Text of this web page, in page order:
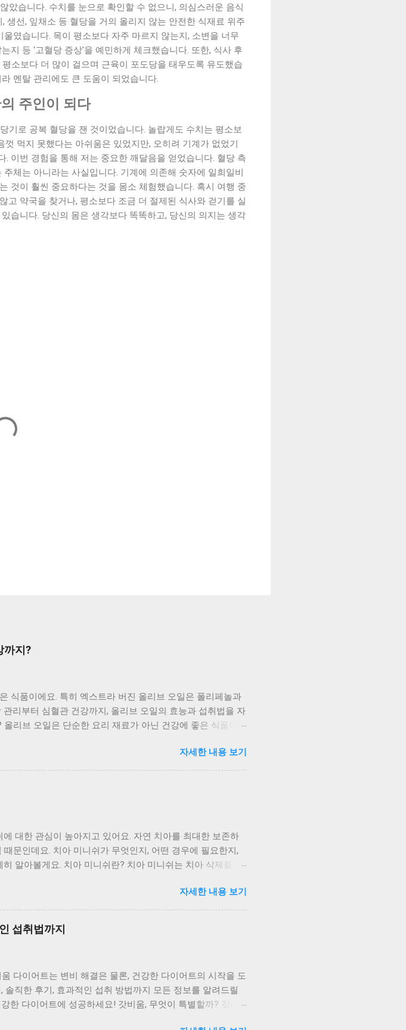
았습니다. 수치를 눈으로 확인할 수 없으니, 의심스러운 음식
선, 잎채소 등 혈당을 거의 올리지 않는 안전한 식재료 위주
였습니다. 목이 평소보다 자주 마르지 않는지, 소변을 너무
지 등 '고혈당 증상'을 예민하게 체크했습니다. 또한, 식사 후
소보다 더 많이 걸으며 근육이 포도당을 태우도록 유도했습
멘탈 관리에도 큰 도움이 되었습니다.
주인이 되다
기로 공복 혈당을 잰 것이었습니다. 놀랍게도 수치는 평소보
먹지 못했다는 아쉬움은 있었지만, 오히려 기계가 없었기
이번 경험을 통해 저는 중요한 깨달음을 얻었습니다. 혈당 측
체는 아니라는 사실입니다. 기계에 의존해 숫자에 일희일비
것이 훨씬 중요하다는 것을 몸소 체험했습니다. 혹시 여행 중
고 약국을 찾거나, 평소보다 조금 더 절제된 식사와 걷기를 실
습니다. 당신의 몸은 생각보다 똑똑하고, 당신의 의지는 생각
까지?
식품이에요. 특히 엑스트라 버진 올리브 오일은 폴리페놀과
리부터 심혈관 건강까지, 올리브 오일의 효능과 섭취법을 자
리브 오일은 단순한 요리 재료가 아닌 건강에 좋은 식품이에
한 효능을 기대할 수 있답니다. 식품의약품안전처에서 건강
오일은 혈관 건강에 긍정적인 영향을 미쳐요. 올레산은 나쁜
테롤(HDL) 수치를 높여 혈관을 건강하게 만들어 준답니다.
움을 줘 심혈관 질환 예방에 효과적이에요. 국민건강보험공
조절에도 도움 최근 연구에 따르면 올리브 오일은 혈당 조
개선하고 혈당 수치를 안정화시켜 제2형 당뇨병 발병 위험
증진 및 치매 예방에도 효과적이라는 연구 결과도 있어요. 대
자세한 내용 보기
대한 관심이 높아지고 있어요. 자연 치아를 최대한 보존하
문인데요. 치아 미니쉬가 무엇인지, 어떤 경우에 필요한지,
알아볼게요. 치아 미니쉬란? 치아 미니쉬는 치아 삭제를 최
색상, 모양, 배열 등을 자연스럽게 개선해 더욱 아름다운 미소
정도만 아주 얇게 다듬고 재료를 얹는 방식으로 진
아 구조를 복구하고, 기능과 심미적인 면 모두 만족스러운 결
니쉬는 ‘최소 삭제, 보존’을 핵심으로, 치아를 최대한 덜 건드
변색, 모서리 마모 보완, 작은 틈새 메우기 등에 적합해요. 치
는 라미네이트가 더 나은 선택일 수 있다는 점, 기억해주세요.
순히 치아를 예쁘게 만드는 것 이상의 의미가 있어요. 자연 치
자세한 내용 보기
섭취법까지
다이어트는 변비 해결은 물론, 건강한 다이어트의 시작을 도
직한 후기, 효과적인 섭취 방법까지 모든 정보를 알려드릴
한 다이어트에 성공하세요! 갓비움, 무엇이 특별할까? 갓비